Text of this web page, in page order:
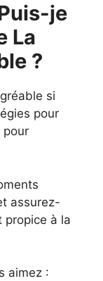
je
La
?
si
pour
pour
assurez-
propice à la
aimez :